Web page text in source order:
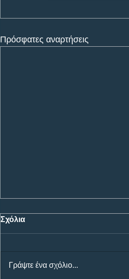
Πρόσφατες αναρτήσεις
Σχόλια
Γράψτε ένα σχόλιο...